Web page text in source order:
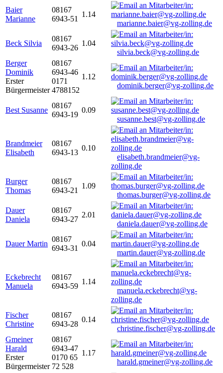
Baier
Marianne
08167
6943-51
1.14
marianne.baier@vg-zolling.de
Beck Silvia
08167
6943-26
1.04
silvia.beck@vg-zolling.de
Berger
Dominik
Erster
Bürgermeister
08167
6943-46
0171
4788152
1.12
dominik.berger@vg-zolling.de
Best Susanne
08167
6943-19
0.09
susanne.best@vg-zolling.de
Brandmeier
Elisabeth
08167
6943-13
0.10
elisabeth.brandmeier@vg-
zolling.de
Burger
Thomas
08167
6943-21
1.09
thomas.burger@vg-zolling.de
Dauer
Daniela
08167
6943-27
2.01
daniela.dauer@vg-zolling.de
Dauer Martin
08167
6943-31
0.04
martin.dauer@vg-zolling.de
Eckebrecht
Manuela
08167
6943-59
1.14
manuela.eckebrecht@vg-
zolling.de
Fischer
Christine
08167
6943-28
0.14
christine.fischer@vg-zolling.de
Gmeiner
Harald
Erster
Bürgermeister
08167
6943-47
0170 65
72 528
1.17
harald.gmeiner@vg-zolling.de